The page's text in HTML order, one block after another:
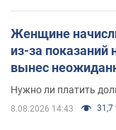
Женщине
из-за показаний
вынес
Нужно ли платить
8.08.2026 14:43 31,7